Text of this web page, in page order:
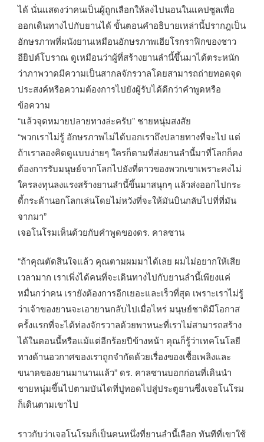
ได้ นั่นแสดงว่าคนเป็นผู้ถูกเลือกให้ลงไปนอนในแคปซูลเพื่อ
ออกเดินทางไปกับยานได้ ขั้นตอนคำอธิบายเหล่านี้ปรากฎเป็น
อักษรภาพที่ผนังยานเหมือนอักษรภาพเฮียโรกราฟิกของชาว
อียิปต์โบราณ ดูเหมือนว่าผู้ที่สร้างยานลำนี้ขึ้นมาได้ตระหนัก
ว่าภาพวาดมีความเป็นสากลจักรวาลโดยสามารถถ่ายทอดจุด
ประสงค์หรือความต้องการไปยังผู้รับได้ดีกว่าคำพูดหรือ
ข้อความ
“แล้วจุดหมายปลายทางล่ะครับ” ชายหนุ่มสงสัย
“พวกเราไม่รู้ อักษรภาพไม่ได้บอกเราถึงปลายทางที่จะไป แต่
ถ้าเราลองคิดดูแบบง่ายๆ ใครก็ตามที่ส่งยานลำนี้มาที่โลกก็คง
ต้องการรับมนุษย์จากโลกไปยังที่ดาวของพวกเขาเพราะคงไม่
ใครลงทุนลงแรงสร้างยานลำนี้ขึ้นมาสนุกๆ แล้วส่งออกไปกระ
ดี้กระด้านอกโลกเล่นโดยไม่หวังที่จะให้มันบินกลับไปที่ที่มัน
จากมา”
เจอโนโรมเห็นด้วยกับคำพูดของดร. คาลซาน
“ถ้าคุณตัดสินใจแล้ว คุณตามผมมาได้เลย ผมไม่อยากให้เสีย
เวลามาก เราเพิ่งได้คนที่จะเดินทางไปกับยานลำนี้เพียงแค่
หมื่นกว่าคน เรายังต้องการอีกเยอะและเร็วที่สุด เพราะเราไม่รู้
ว่าเจ้าของยานจะเอายานกลับไปเมื่อไหร่ มนุษย์ชาติมีโอกาส
ครั้งแรกที่จะได้ท่องจักรวาลด้วยพาหนะที่เราไม่สามารถสร้าง
ได้ในตอนนี้หรือแม้แต่อีกร้อยปีข้างหน้า คุณก็รู้ว่าเทคโนโลยี
ทางด้านอวกาศของเราถูกจำกัดด้วยเรื่องของเชื้อเพลิงและ
ขนาดของยานมานานแล้ว” ดร. คาลซานบอกก่อนที่เดินนำ
ชายหนุ่มขึ้นไปตามบันไดที่ปูทอดไปสู่ประตูยานซึ่งเจอโนโรม
ก็เดินตามเขาไป
ราวกับว่าเจอโนโรมก็เป็นคนหนึ่งที่ยานลำนี้เลือก ทันทีที่เขาใช้